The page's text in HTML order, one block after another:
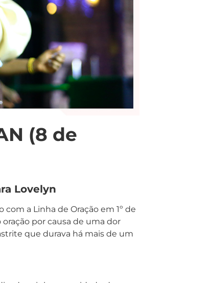
(8 de
Lovelyn
a Linha de Oração em 1º de
por causa de uma dor
que durava há mais de um